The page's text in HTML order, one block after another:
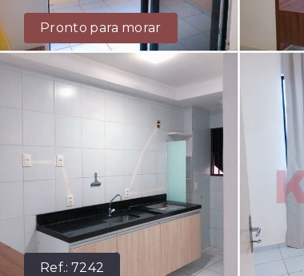
Ref.:7242
Pronto para morar